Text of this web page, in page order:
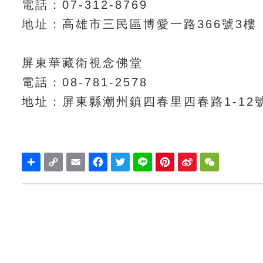
電話：07-312-8769
地址：高雄市三民區博愛一路366號3樓
屏東華藏衛視念佛堂
電話：08-781-2578
地址：屏東縣潮州鎮四春里四春路1-12
Share
Copy
Link
Email Facebook
Twitter Line PinterestSina
Weibo